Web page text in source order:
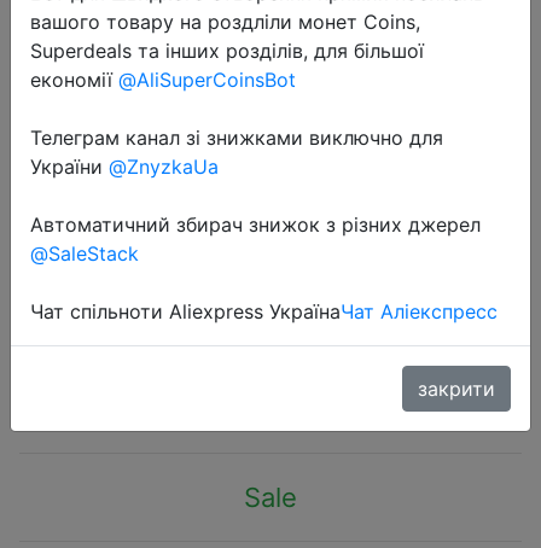
2020-03-30
Baseus FM Transmitter Handsfree
Bluetooth Car Kit MP3 Player With
Modulator Transmiter
Sale
вашого товару на роздліли монет Coins,
Superdeals та інших розділів, для більшої
економії @AliSuperCoinsBot
Телеграм канал зі знижками виключно для
України @ZnyzkaUa
Автоматичний збирач знижок з різних джерел
@SaleStack
Чат спільноти Aliexpress УкраїнаЧат Аліекспресс
закрити